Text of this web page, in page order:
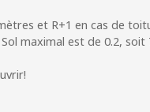
et R+1 en cas de
maximal est de 0.2, soit